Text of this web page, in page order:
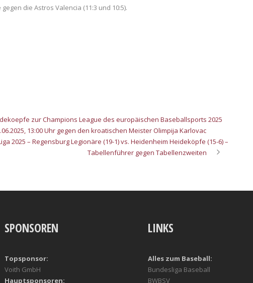
die Astros Valencia (11:3 und 10:5).
zur Champions League des europäischen Baseballsports 2025
13:00 Uhr gegen den kroatischen Meister Olimpija Karlovac
2025 – Regensburg Legionäre (19-1) vs. Heidenheim Heideköpfe (15-6) –
Tabellenführer gegen Tabellenzweiten
SPONSOREN
Topsponsor:
Voith GmbH
Hauptsponsoren:
LINKS
Alles zum Baseball:
Bundesliga Baseball
BWBSV